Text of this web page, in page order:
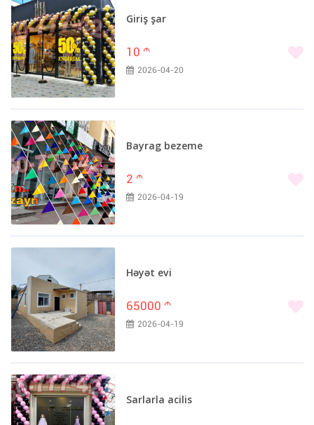
Giriş şar
10 m
2026-04-20
Bayrag bezeme
2 m
2026-04-19
Həyət evi
65000 m
2026-04-19
Sarlarla acilis